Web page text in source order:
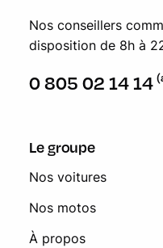
Nos conseillers
disposition de 8h à
0 805 02 14 14
Le groupe
Nos voitures
Nos motos
À propos